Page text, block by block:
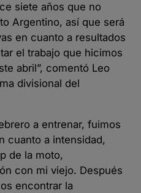
siete años que no
Argentino, así que será
en cuanto a resultados
el trabajo que hicimos
abril”, comentó Leo
divisional del
a entrenar, fuimos
cuanto a intensidad,
de la moto,
con mi viejo. Después
encontrar la